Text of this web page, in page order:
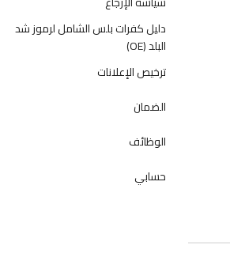
دليل كفرات بلس الشامل لرموز شد
البلد (OE)
ترخيص الإعلانات
الضمان
الوظائف
حسابي